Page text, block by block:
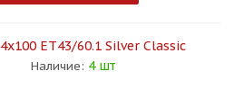
ET43/60.1 Silver Classic
Наличие: 4 шт